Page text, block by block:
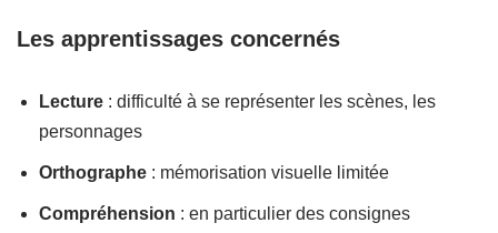
Les apprentissages concernés
Lecture : difficulté à se représenter les scènes, les
personnages
Orthographe : mémorisation visuelle limitée
Compréhension : en particulier des consignes